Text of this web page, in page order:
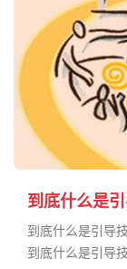
到底什么是
到底什么是引导
到底什么是引导